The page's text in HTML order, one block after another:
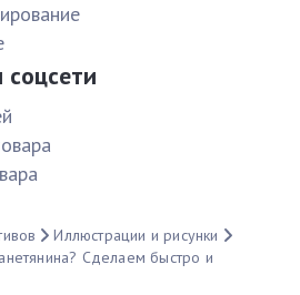
Иллюстрации и рисунки
Сделаем быстро и